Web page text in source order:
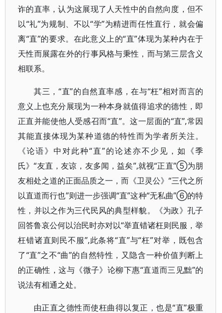
诈的直率，认为这展现了人天性中的自然向度，但不
以“礼”为规制、不以“学”为精进而任性直行，就会偏
离“直”的要求。在此意义上的“直”体现为某种内在于
天性而展露在外的行事风格与秉性，而与第三层含义
相联系。
其三，“直”的自然直率感，在与“枉”相对而言的
意义上也充分展现为一种本身就值得追求的德性，即
正直并能使他人受感召而“直”。这一层面的“直”,常因
其能直接体现为某种道德的特性而为学者所关注。
《论语》中对此种“直”的论述亦不少见，如《季
氏》“友直，友谅，友多闻，益矣”,就视“正直”⑤为朋
友相处之道的正面品质之一，而《卫灵公》“三代之所
以直道而行也”则进一步强调“直”这种“无私曲”⑥的特
性，并以之作为三代民风的典型样貌。《为政》孔子
回答鲁哀公何以治民时亦对以“举直错诸枉则民服，举
枉错诸直则民不服”,此条将“直”与“枉”对举，既包含
了“直”之不“曲”的自然特性，又隐含一种价值判断上
的正确性，这与《微子》论柳下惠“直道而三见黜”的
说法有相通之处。
由正直之德性而使枉曲得以复正，也是“直”极重